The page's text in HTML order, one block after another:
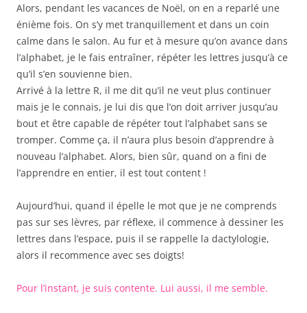
Alors, pendant les vacances de Noël, on en a reparlé une
énième fois. On s’y met tranquillement et dans un coin
calme dans le salon. Au fur et à mesure qu’on avance dans
l’alphabet, je le fais entraîner, répéter les lettres jusqu’à ce
qu’il s’en souvienne bien.
Arrivé à la lettre R, il me dit qu’il ne veut plus continuer
mais je le connais, je lui dis que l’on doit arriver jusqu’au
bout et être capable de répéter tout l’alphabet sans se
tromper. Comme ça, il n’aura plus besoin d’apprendre à
nouveau l’alphabet. Alors, bien sûr, quand on a fini de
l’apprendre en entier, il est tout content !
Aujourd’hui, quand il épelle le mot que je ne comprends
pas sur ses lèvres, par réflexe, il commence à dessiner les
lettres dans l’espace, puis il se rappelle la dactylologie,
alors il recommence avec ses doigts!
Pour l’instant, je suis contente. Lui aussi, il me semble.